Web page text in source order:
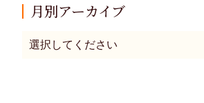
月別アーカイブ